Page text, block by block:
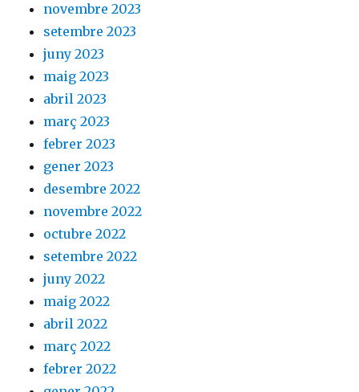
novembre 2023
setembre 2023
juny 2023
maig 2023
abril 2023
març 2023
febrer 2023
gener 2023
desembre 2022
novembre 2022
octubre 2022
setembre 2022
juny 2022
maig 2022
abril 2022
març 2022
febrer 2022